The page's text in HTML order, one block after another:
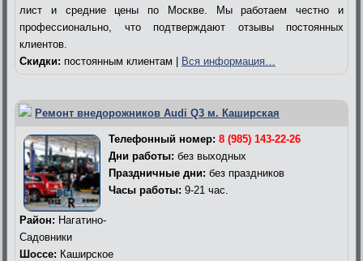
лист и средние цены по Москве. Мы работаем честно и
профессионально, что подтверждают отзывы постоянных
клиентов.
Скидки: постоянным клиентам | Вся информация…
Ремонт внедорожников Audi Q3 м. Каширская
Телефонный номер: 8 (985) 143-22-26
Дни работы: без выходных
Праздничные дни: без праздников
Часы работы: 9-21 час.
Район: Нагатино-
Садовники
Шоссе: Каширское